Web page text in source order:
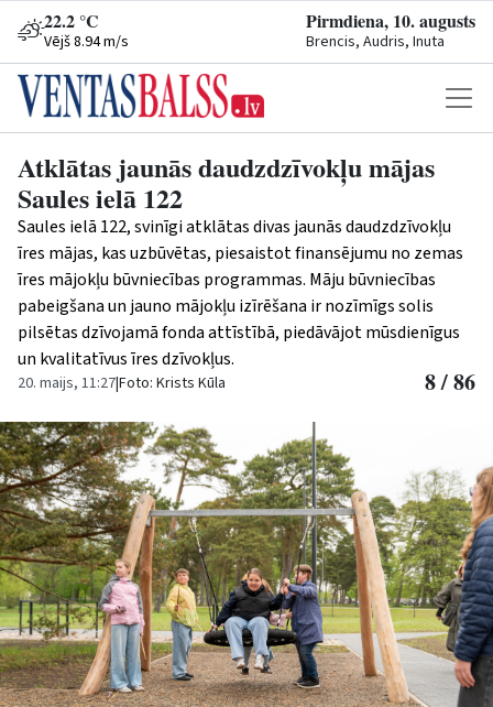
22.2 °C
Vējš 8.94 m/s
Pirmdiena, 10. augusts
Brencis, Audris, Inuta
Atklātas jaunās daudzdzīvokļu mājas
Saules ielā 122
Saules ielā 122, svinīgi atklātas divas jaunās daudzdzīvokļu
īres mājas, kas uzbūvētas, piesaistot finansējumu no zemas
īres mājokļu būvniecības programmas. Māju būvniecības
pabeigšana un jauno mājokļu izīrēšana ir nozīmīgs solis
pilsētas dzīvojamā fonda attīstībā, piedāvājot mūsdienīgus
un kvalitatīvus īres dzīvokļus.
20. maijs, 11:27|Foto: Krists Kūla 8 / 86